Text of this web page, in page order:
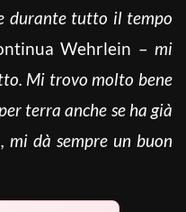
durante tutto il tempo
Wehrlein –mi
Mi trovo molto bene
terra anche se ha già
dà sempre un buon